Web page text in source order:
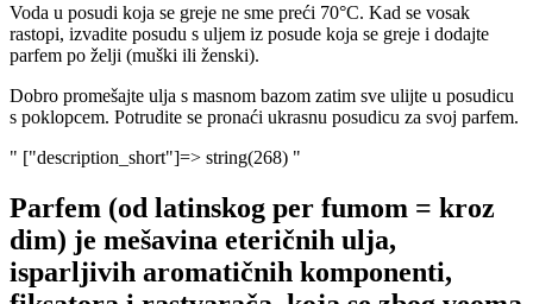
Voda u posudi koja se greje ne sme preći 70°C. Kad se vosak
rastopi, izvadite posudu s uljem iz posude koja se greje i dodajte
parfem po želji (muški ili ženski).
Dobro promešajte ulja s masnom bazom zatim sve ulijte u posudicu
s poklopcem. Potrudite se pronaći ukrasnu posudicu za svoj parfem.
" ["description_short"]=> string(268) "
Parfem (od latinskog per fumom = kroz
dim) je mešavina eteričnih ulja,
isparljivih aromatičnih komponenti,